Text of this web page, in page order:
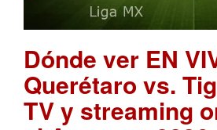
Dónde ver EN
Querétaro vs.
TV y streaming